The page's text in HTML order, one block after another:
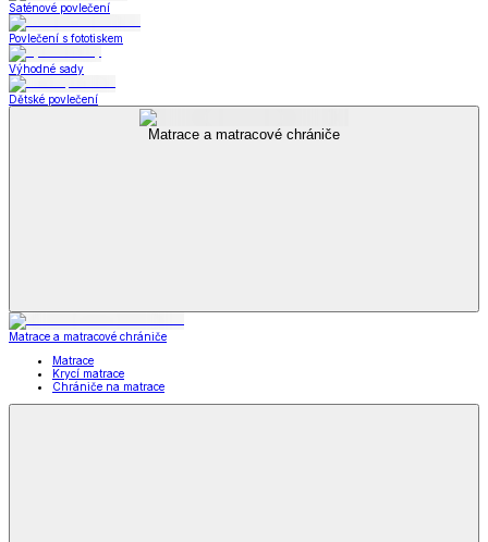
Saténové povlečení
Povlečení s fototiskem
Výhodné sady
Dětské povlečení
Matrace a matracové chrániče
Matrace a matracové chrániče
Matrace
Krycí matrace
Chrániče na matrace